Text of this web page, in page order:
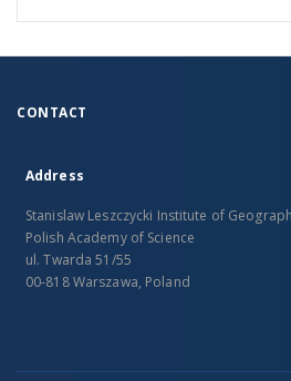
CONTACT
Address
Stanislaw Leszczycki Institute of
Polish Academy of Science
ul. Twarda 51/55
00-818 Warszawa, Poland